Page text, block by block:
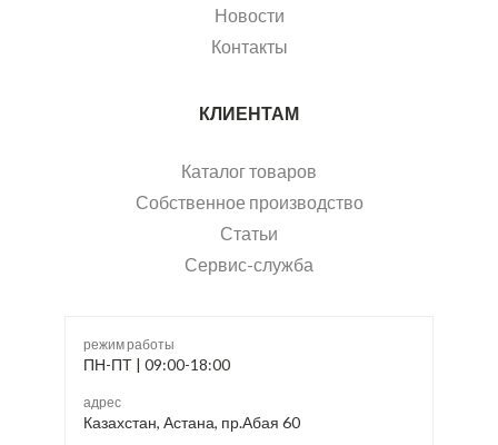
Новости
Контакты
КЛИЕНТАМ
Каталог товаров
Собственное производство
Статьи
Сервис-служба
режим работы
ПН-ПТ | 09:00-18:00
адрес
Казахстан, Астана, пр.Абая 60